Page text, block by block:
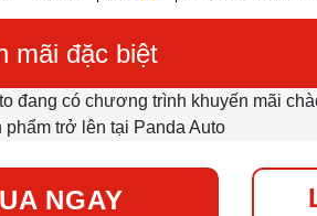
mãi đặc biệt
đang có chương trình khuyến mãi
phẩm trở lên tại Panda Auto
NGAY